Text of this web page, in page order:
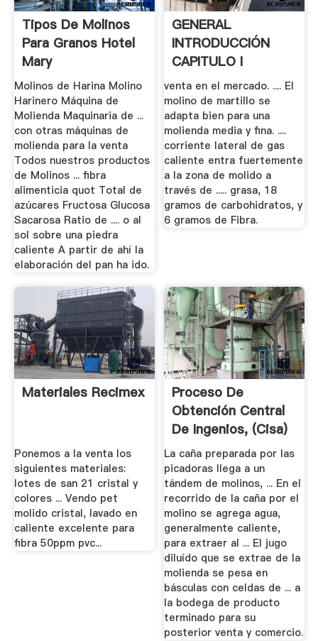
Tipos De Molinos
Para Granos Hotel
Mary
Molinos de Harina Molino
Harinero Máquina de
Molienda Maquinaria de ...
con otras máquinas de
molienda para la venta
Todos nuestros productos
de Molinos ... fibra
alimenticia quot Total de
azúcares Fructosa Glucosa
Sacarosa Ratio de .... o al
sol sobre una piedra
caliente A partir de ahí la
elaboración del pan ha ido.
GENERAL
INTRODUCCIÓN
CAPITULO I
GENERALIDADES ...
venta en el mercado. .... El
molino de martillo se
adapta bien para una
molienda media y fina. ....
corriente lateral de gas
caliente entra fuertemente
a la zona de molido a
través de ..... grasa, 18
gramos de carbohidratos, y
6 gramos de Fibra.
Materiales Recimex
Ponemos a la venta los
siguientes materiales:
lotes de san 21 cristal y
colores ... Vendo pet
molido cristal, lavado en
caliente excelente para
fibra 50ppm pvc...
Proceso De
Obtención Central
De Ingenios, (cisa)
La caña preparada por las
picadoras llega a un
tándem de molinos, ... En el
recorrido de la caña por el
molino se agrega agua,
generalmente caliente,
para extraer al ... El jugo
diluído que se extrae de la
molienda se pesa en
básculas con celdas de ... a
la bodega de producto
terminado para su
posterior venta y comercio.